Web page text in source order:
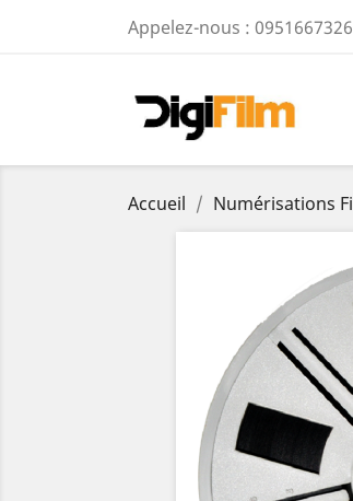
Appelez-nous : 0951667326
Accueil Numérisations